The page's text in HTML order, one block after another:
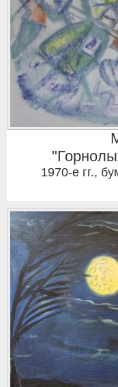
1970-е гг.,